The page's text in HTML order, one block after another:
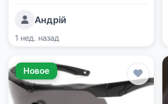
Андрій
1 нед. назад
Новое